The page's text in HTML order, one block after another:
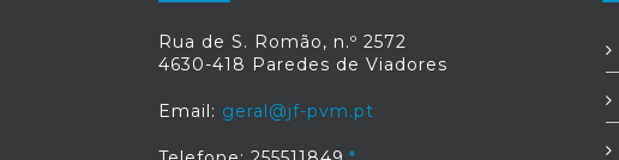
Rua de S. Romão, n.º 2572
4630-418 Paredes de Viadores
Email: geral@jf-pvm.pt